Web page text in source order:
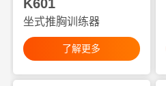
K601
坐式推胸训练器
了解更多